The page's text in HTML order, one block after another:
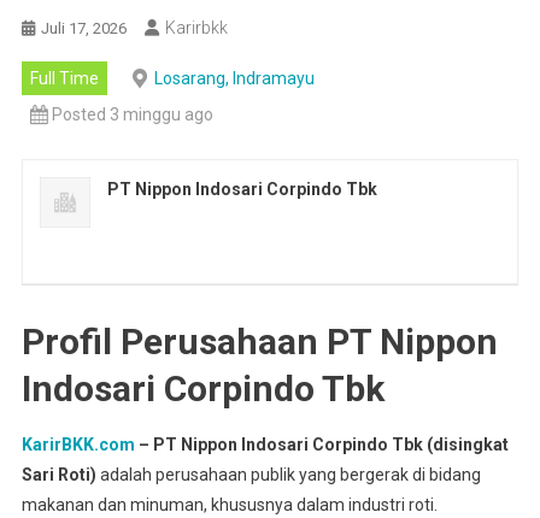
Juli 17, 2026 Karirbkk
Full Time
Losarang, Indramayu
Posted 3 minggu ago
PT Nippon Indosari Corpindo Tbk
Profil Perusahaan PT Nippon
Indosari Corpindo Tbk
KarirBKK.com – PT Nippon Indosari Corpindo Tbk (disingkat
Sari Roti) adalah perusahaan publik yang bergerak di bidang
makanan dan minuman, khususnya dalam industri roti.